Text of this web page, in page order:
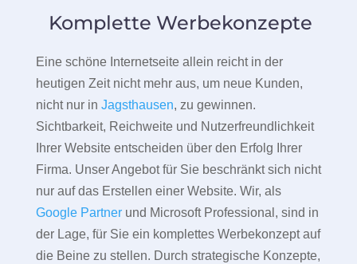
Komplette Werbekonzepte
Eine schöne Internetseite allein reicht in der
heutigen Zeit nicht mehr aus, um neue Kunden,
nicht nur in Jagsthausen, zu gewinnen.
Sichtbarkeit, Reichweite und Nutzerfreundlichkeit
Ihrer Website entscheiden über den Erfolg Ihrer
Firma. Unser Angebot für Sie beschränkt sich nicht
nur auf das Erstellen einer Website. Wir, als
Google Partnerund Microsoft Professional, sind in
der Lage, für Sie ein komplettes Werbekonzept auf
die Beine zu stellen. Durch strategische Konzepte,